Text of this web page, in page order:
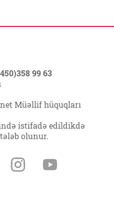
99 63
Müəllif hüquqları
istifadə edildikdə
olunur.